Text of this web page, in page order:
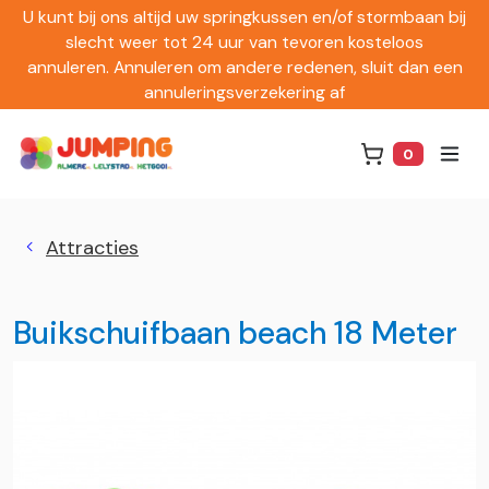
U kunt bij ons altijd uw springkussen en/of stormbaan bij
slecht weer tot 24 uur van tevoren kosteloos
annuleren. Annuleren om andere redenen, sluit dan een
annuleringsverzekering af
0
Attracties
Buikschuifbaan beach 18 Meter